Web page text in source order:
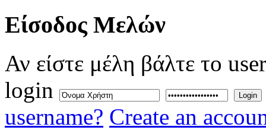
Eίσοδος Μελών
Αν είστε μέλη βάλτε το
login
Login
username? Create an